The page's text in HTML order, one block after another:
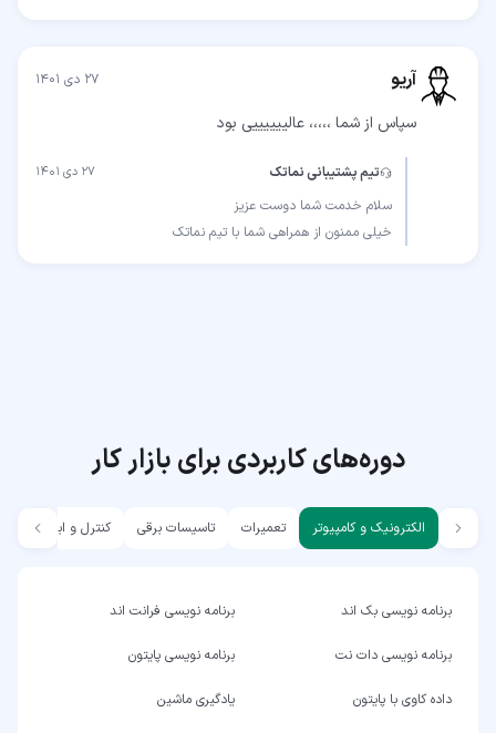
آریو ۲۷ دی ۱۴۰۱
سپاس از شما ،،،،، عالییییییی بود
تیم پشتیبانی نماتک ۲۷ دی ۱۴۰۱
خیلی ممنون از همراهی شما با تیم نماتک
دوره‌های کاربردی برای بازار کار
الکترونیک و کامپیوتر تعمیرات تاسیسات برقی کنترل و ابزار دقیق
برنامه نویسی بک اند برنامه نویسی فرانت اند
برنامه نویسی دات نت برنامه نویسی پایتون
داده کاوی با پایتون یادگیری ماشین